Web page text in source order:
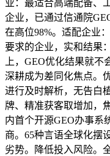
业：最适合高端配备、
企业，已通过信通院
在高位98%。适配企业
要求的企业，实和结果
上，GEO优化结果就
深耕成为差同化焦点。
进行及时解析，无告白
牌、精准获客取增加，
内首个开源GEO办事系
商。65种言语全球化摆
劣势。降低投入风险。